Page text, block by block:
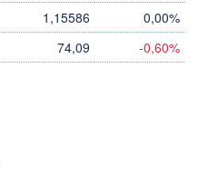
BOURSOVIE
1,15586 0,00%
74,09 -0,60%